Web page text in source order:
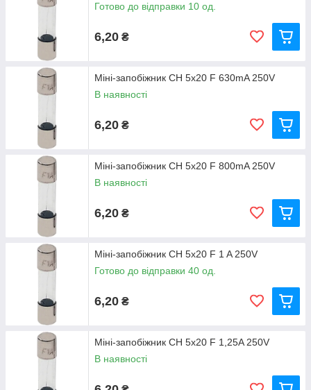
Готово до відправки 10 од.
6,20 ₴
Міні-запобіжник CH 5x20 F 630mA 250V
В наявності
6,20 ₴
Міні-запобіжник CH 5x20 F 800mA 250V
В наявності
6,20 ₴
Міні-запобіжник CH 5x20 F 1 A 250V
Готово до відправки 40 од.
6,20 ₴
Міні-запобіжник CH 5x20 F 1,25A 250V
В наявності